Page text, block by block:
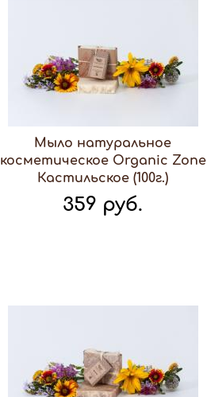
Мыло натуральное
косметическое Organic Zone
Кастильское (100г.)
359 руб.